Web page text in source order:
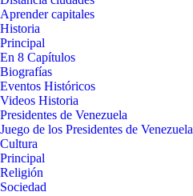
Aprender capitales
Historia
Principal
En 8 Capítulos
Biografías
Eventos Históricos
Videos Historia
Presidentes de Venezuela
Juego de los Presidentes de Venezuela
Cultura
Principal
Religión
Sociedad